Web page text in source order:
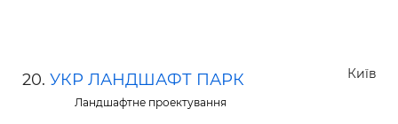
Київ
УКР ЛАНДШАФТ ПАРК
Ландшафтне проектування